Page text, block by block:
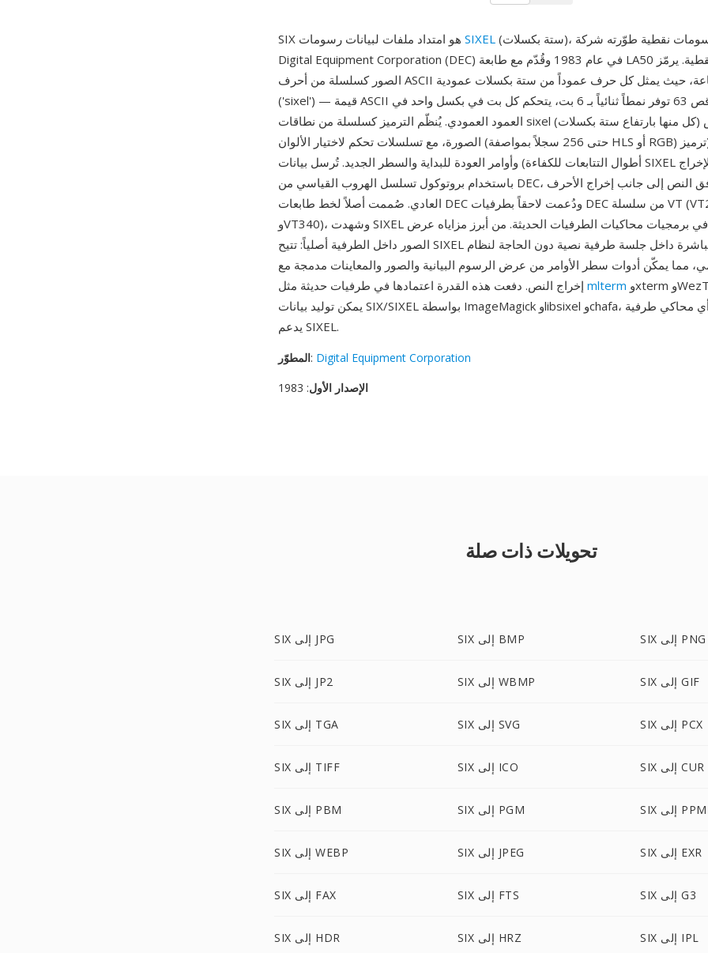
SIXEL (ستة بكسلات)، وهو تنسيق رسومات نقطية طوّرته شركة
Digital Equipment Corporation (DEC) في عام 1983 وقُدّم مع طابعة LA50 النقطية. يرمّز SIXEL
الصور كسلسلة من أحرف ASCII القابلة للطباعة، حيث يمثل كل حرف عموداً من ستة بكسلات عمودية
('sixel') — قيمة ASCII للحرف ناقص 63 توفر نمطاً ثنائياً بـ 6 بت، يتحكم كل بت في بكسل واحد في
العمود العمودي. يُنظّم الترميز كسلسلة من نطاقات sixel (كل منها بارتفاع ستة بكسلات) عبر عرض
الصورة، مع تسلسلات تحكم لاختيار الألوان (حتى 256 سجلاً بمواصفة HLS أو RGB) وأعداد التكرار (ترميز
أطوال التتابعات للكفاءة) وأوامر العودة للبداية والسطر الجديد. تُرسل بيانات SIXEL إلى جهاز الإخراج
باستخدام بروتوكول تسلسل الهروب القياسي من DEC، مدمجة في تدفق النص إلى جانب إخراج الأحرف
العادي. صُممت أصلاً لخط طابعات DEC ودُعمت لاحقاً بطرفيات DEC من سلسلة VT (VT240 وVT330
وVT340)، وشهدت SIXEL انبعاثاً ملحوظاً في برمجيات محاكيات الطرفيات الحديثة. من أبرز مزاياه عرض
الصور داخل الطرفية أصلياً: تتيح SIXEL عرض الصور مباشرة داخل جلسة طرفية نصية دون الحاجة لنظام
مما يمكّن أدوات سطر الأوامر من عرض الرسوم البيانية والصور والمعاينات مدمجة مع
mlterm
يمكن توليد بيانات SIX/SIXEL بواسطة ImageMagick وlibsixel وchafa، وعرضها في أي محاكي طرفية
يدعم SIXEL.
المطوّر: Digital Equipment Corporation
الإصدار الأول: 1983
تحويلات ذات صلة
SIX إلى JPG SIX إلى BMP SIX إلى PNG
SIX إلى JP2 SIX إلى WBMP SIX إلى GIF
SIX إلى TGA SIX إلى SVG SIX إلى PCX
SIX إلى TIFF SIX إلى ICO SIX إلى CUR
SIX إلى PBM SIX إلى PGM SIX إلى PPM
SIX إلى WEBP SIX إلى JPEG SIX إلى EXR
SIX إلى FAX SIX إلى FTS SIX إلى G3
SIX إلى HDR SIX إلى HRZ SIX إلى IPL